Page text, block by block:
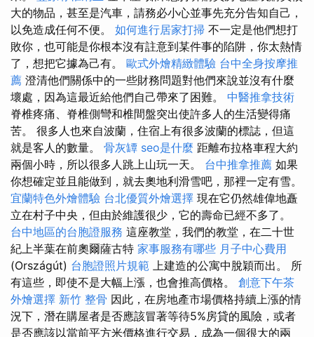
大的物品，甚至是汽車，請務必小心並事先充分告知自己，
以免造成任何不便。 如何進行居家打掃 不一定是他們想打
敗你，也可能是你根本沒有註意到某件事的陷阱，你太熱情
了，想把它據為己有。 歐式外燴精緻體驗 台中全身按摩推
薦 澄清他們關係中的一些財務問題對他們來說並沒有什麼
壞處，因為這最近給他們自己帶來了困難。 中醫推拿技術
脊椎疼痛、脊椎側彎和椎間盤突出使許多人的生活變得痛
苦。 很多人也來自波蘭，住宿上有很多波蘭的標誌，但這
就是客人的數量。 骨灰罈 seo是什麼 距離布拉格車程大約
兩個小時，所以很多人跳上山玩一天。 台中推拿推薦 如果
你想確定並且能做到，就去奧地利滑雪吧，那裡一定有雪。
宜蘭特色外燴體驗 台北優質外燴選擇 現在它仍然雄偉地矗
立在村子中央，但由於維護很少，它的壽命已經不多了。
台中地區的台胞證服務 這座教堂，我們的教堂，在二十世
紀上半葉在前奧爾薩古特 家事服務有哪些 月子中心費用
(Országút) 台胞證照片規範 上建造的公寓中脫穎而出。 所
有這些，即使不是大幅上漲，也會推高價格。 創意下午茶
外燴選擇 新竹 整骨 因此，在房地產市場價格持續上漲的情
況下，潛在購屋者是否應該冒著等待5%房貸的風險，或者
是否應該以當前平方米價格進行交易，成為一個很大的兩